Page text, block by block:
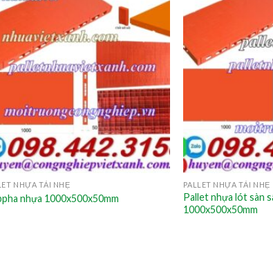
NHỰA TẢI NHẸ
nhựa 1000x500x50mm
PALLET NHỰA TẢI NHẸ
Pallet nhựa lót sàn
1000x500x50mm